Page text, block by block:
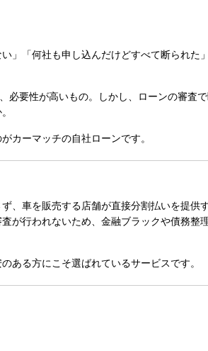
い」「何社も申し込んだけどすべて断られ
必要性が高いもの。しかし、ローンの審査
がカーマッチの自社ローンです。
、 車を販売する店舗が直接分割払いを提供
が行われないため、金融ブラックや債務整
ある方にこそ選ばれているサービスです。